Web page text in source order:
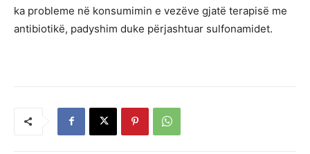
ka probleme në konsumimin e vezëve gjatë terapisë me
antibiotikë, padyshim duke përjashtuar sulfonamidet.